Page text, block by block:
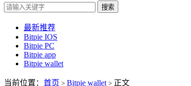
搜索
最新推荐
Bitpie IOS
Bitpie PC
Bitpie app
Bitpie wallet
当前位置： 首页 > Bitpie wallet > 正文